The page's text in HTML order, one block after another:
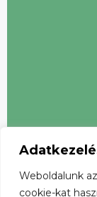
Weboldalunk
cookie-kat